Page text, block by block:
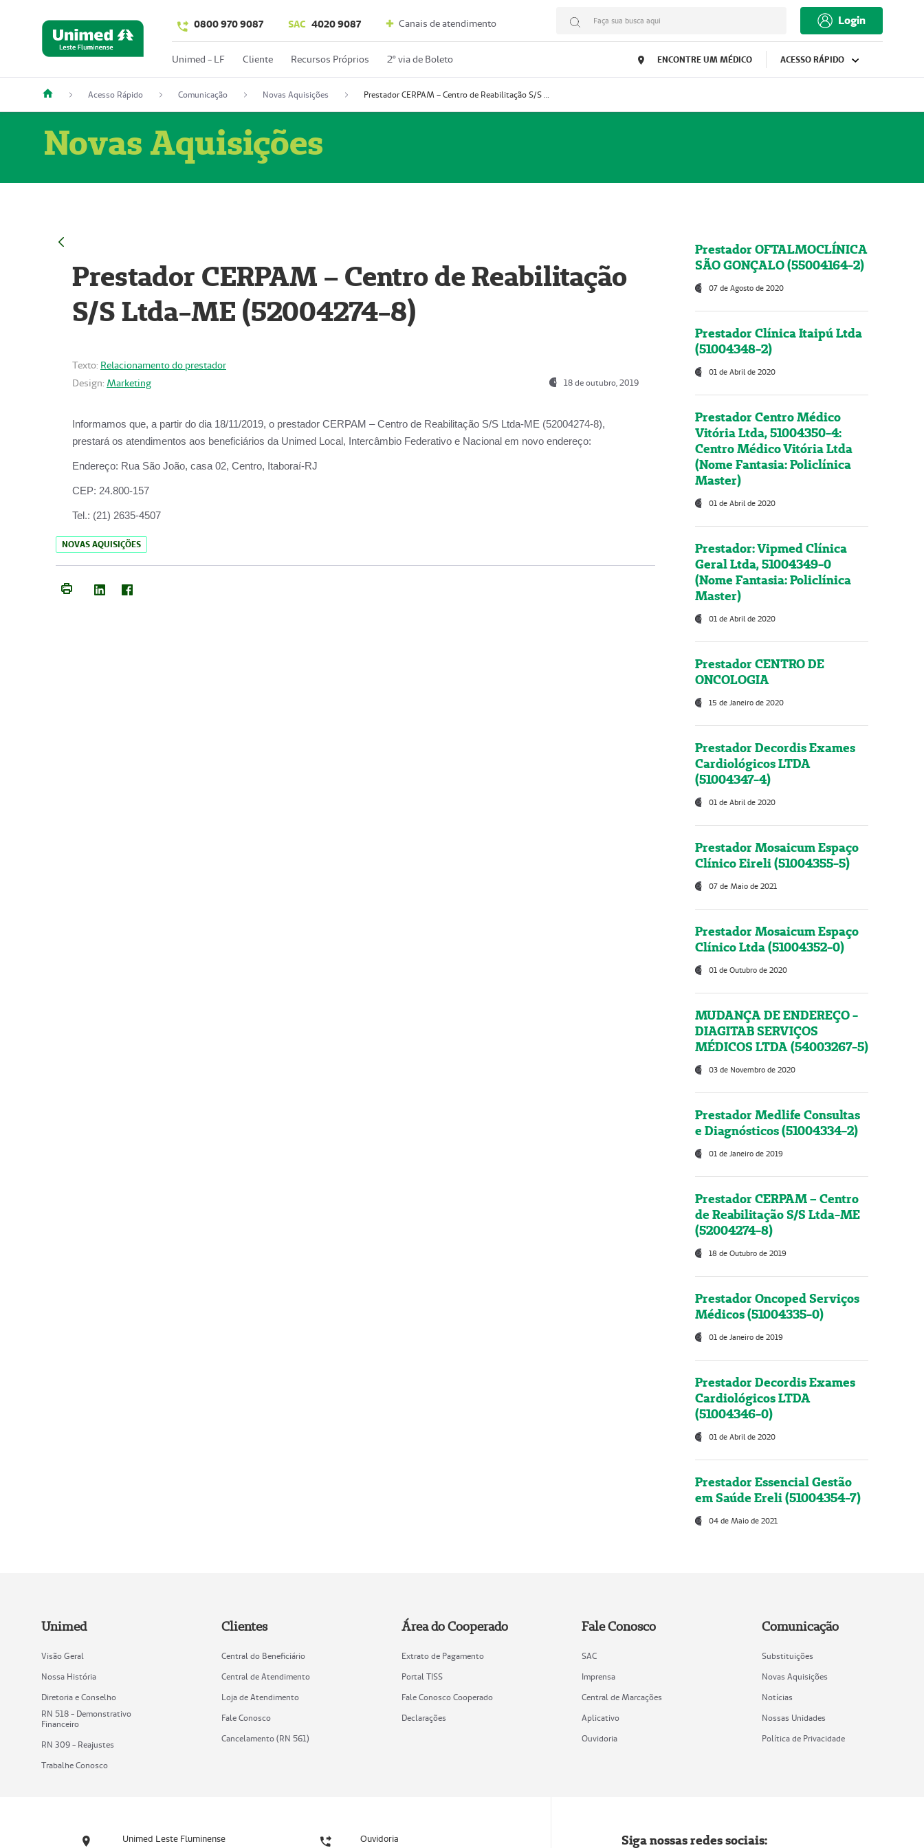
0800 970 9087 SAC 4020 9087 Canais de atendimento Faça sua busca aqui Login
Unimed - LF Cliente Recursos Próprios 2º via de Boleto ENCONTRE UM MÉDICO ACESSO RÁPIDO
Acesso Rápido Comunicação Novas Aquisições Prestador CERPAM – Centro de Reabilitação S/S Ltda-ME (52004274-8)
Novas Aquisições
Prestador CERPAM – Centro de Reabilitação
S/S Ltda-ME (52004274-8)
Texto: Relacionamento do prestador
Design: Marketing 18 de outubro, 2019
Informamos que, a partir do dia 18/11/2019, o prestador CERPAM – Centro de Reabilitação S/S Ltda-ME (52004274-8),
prestará os atendimentos aos beneficiários da Unimed Local, Intercâmbio Federativo e Nacional em novo endereço:
Endereço: Rua São João, casa 02, Centro, Itaboraí-RJ
CEP: 24.800-157
Tel.: (21) 2635-4507
NOVAS AQUISIÇÕES
Prestador OFTALMOCLÍNICA
SÃO GONÇALO (55004164-2)
07 de Agosto de 2020
Prestador Clínica Itaipú Ltda
(51004348-2)
01 de Abril de 2020
Prestador Centro Médico
Vitória Ltda, 51004350-4:
Centro Médico Vitória Ltda
(Nome Fantasia: Policlínica
Master)
01 de Abril de 2020
Prestador: Vipmed Clínica
Geral Ltda, 51004349-0
(Nome Fantasia: Policlínica
Master)
01 de Abril de 2020
Prestador CENTRO DE
ONCOLOGIA
15 de Janeiro de 2020
Prestador Decordis Exames
Cardiológicos LTDA
(51004347-4)
01 de Abril de 2020
Prestador Mosaicum Espaço
Clínico Eireli (51004355-5)
07 de Maio de 2021
Prestador Mosaicum Espaço
Clínico Ltda (51004352-0)
01 de Outubro de 2020
MUDANÇA DE ENDEREÇO -
DIAGITAB SERVIÇOS
MÉDICOS LTDA (54003267-5)
03 de Novembro de 2020
Prestador Medlife Consultas
e Diagnósticos (51004334-2)
01 de Janeiro de 2019
Prestador CERPAM – Centro
de Reabilitação S/S Ltda-ME
(52004274-8)
18 de Outubro de 2019
Prestador Oncoped Serviços
Médicos (51004335-0)
01 de Janeiro de 2019
Prestador Decordis Exames
Cardiológicos LTDA
(51004346-0)
01 de Abril de 2020
Prestador Essencial Gestão
em Saúde Ereli (51004354-7)
04 de Maio de 2021
Unimed
Visão Geral
Nossa História
Diretoria e Conselho
RN 518 - Demonstrativo
Financeiro
RN 309 - Reajustes
Trabalhe Conosco
Clientes
Central do Beneficiário
Central de Atendimento
Loja de Atendimento
Fale Conosco
Cancelamento (RN 561)
Área do Cooperado
Extrato de Pagamento
Portal TISS
Fale Conosco Cooperado
Declarações
Fale Conosco
SAC
Imprensa
Central de Marcações
Aplicativo
Ouvidoria
Comunicação
Substituições
Novas Aquisições
Notícias
Nossas Unidades
Política de Privacidade
Unimed Leste Fluminense Ouvidoria Siga nossas redes sociais: